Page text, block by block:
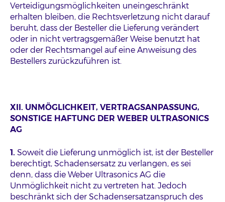
Verteidigungsmöglichkeiten uneingeschränkt
erhalten bleiben, die Rechtsverletzung nicht darauf
beruht, dass der Besteller die Lieferung verändert
oder in nicht vertragsgemäßer Weise benutzt hat
oder der Rechtsmangel auf eine Anweisung des
Bestellers zurückzuführen ist.
XII. UNMÖGLICHKEIT, VERTRAGSANPASSUNG,
SONSTIGE HAFTUNG DER WEBER ULTRASONICS
AG
1. Soweit die Lieferung unmöglich ist, ist der Besteller
berechtigt, Schadensersatz zu verlangen, es sei
denn, dass die Weber Ultrasonics AG die
Unmöglichkeit nicht zu vertreten hat. Jedoch
beschränkt sich der Schadensersatzanspruch des